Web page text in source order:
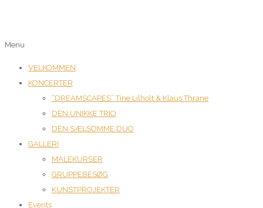
Menu
VELKOMMEN
KONCERTER
“DREAMSCAPES” Tine Lilholt & Klaus Thrane
DEN UNIKKE TRIO
DEN SÆLSOMME DUO
GALLERI
MALEKURSER
GRUPPEBESØG
KUNSTPROJEKTER
Events